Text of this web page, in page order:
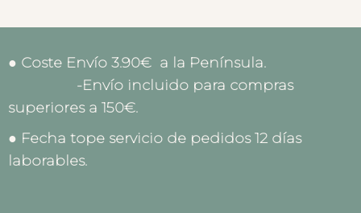
● Coste Envío 3.90€ a la Península.
-Envío incluido para compras
superiores a 150€.
● Fecha tope servicio de pedidos 12 días
laborables.